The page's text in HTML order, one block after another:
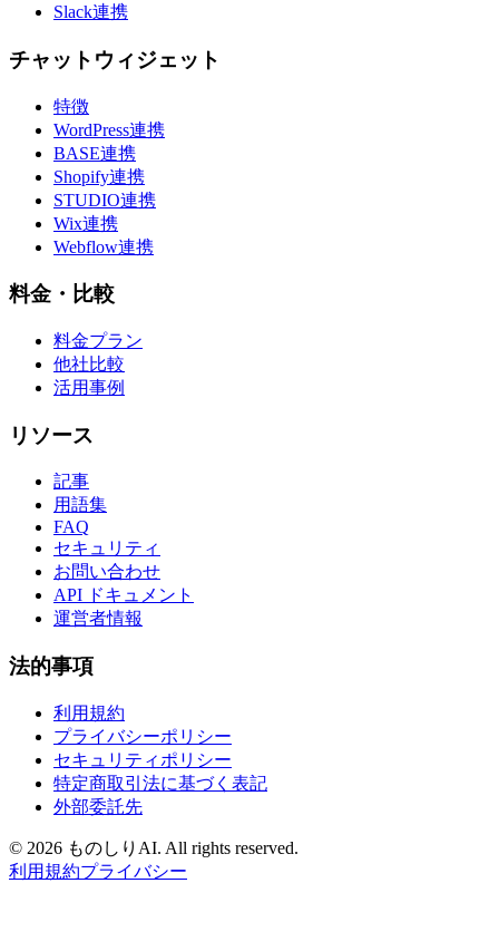
Slack連携
チャットウィジェット
特徴
WordPress連携
BASE連携
Shopify連携
STUDIO連携
Wix連携
Webflow連携
料金・比較
料金プラン
他社比較
活用事例
リソース
記事
用語集
FAQ
セキュリティ
お問い合わせ
API ドキュメント
運営者情報
法的事項
利用規約
プライバシーポリシー
セキュリティポリシー
特定商取引法に基づく表記
外部委託先
© 2026 ものしりAI. All rights reserved.
利用規約プライバシー